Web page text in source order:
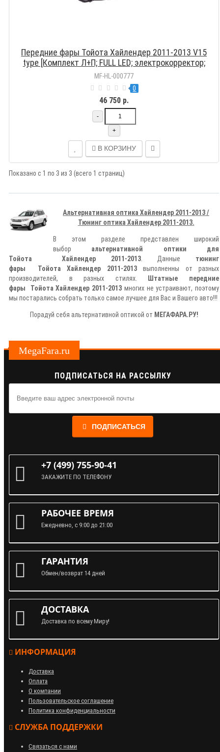
Передние фары Тойота Хайлендер 2011-2013 V15
type [Комплект Л+П; FULL LED; электрокорректор;
яркие ходовые огни]
MF-HL-000777
0
46 750 р.
-
+
В КОРЗИНУ
Показано с 1 по 3 из 3 (всего 1 страниц)
Альтернативная оптика Хайлендер 2011-2013 /
Тюнинг оптика Хайлендер 2011-2013.
В этом разделе представлен широкий
выбор
альтернативной оптики для
Тойота
Хайлендер 2011-2013. Данные
тюнинг
фары
Тойота Хайлендер 2011-2013
выполненны от разных
производителей, в разных стилях.
Штатные передние
фары
Тойота Хайлендер 2011-2013 многих не устраивают, поэтому
мы постарались собрать только самое лучшее для Вас и Вашего авто!!!
Порадуй себя альтернативной оптикой от МЕГАФАРА.РУ!
MegaFara.ru
ПОДПИСАТЬСЯ НА РАССЫЛКУ
ПОДПИСАТЬСЯ
+7 (499) 755-90-41
ЗАКАЖИТЕ ПО ТЕЛЕФОНУ
РАБОЧЕЕ ВРЕМЯ
Ежедневно, с 9:00 до 21:00
ГАРАНТИЯ
Обмен/возврат 14 дней
ДОСТАВКА
Доставка по всему Миру!
ИНФОРМАЦИЯ
Доставка
Оплата
О компании
Пользовательское соглашение
Политика конфиденциальности
СЛУЖБА ПОДДЕРЖКИ
Связаться с нами